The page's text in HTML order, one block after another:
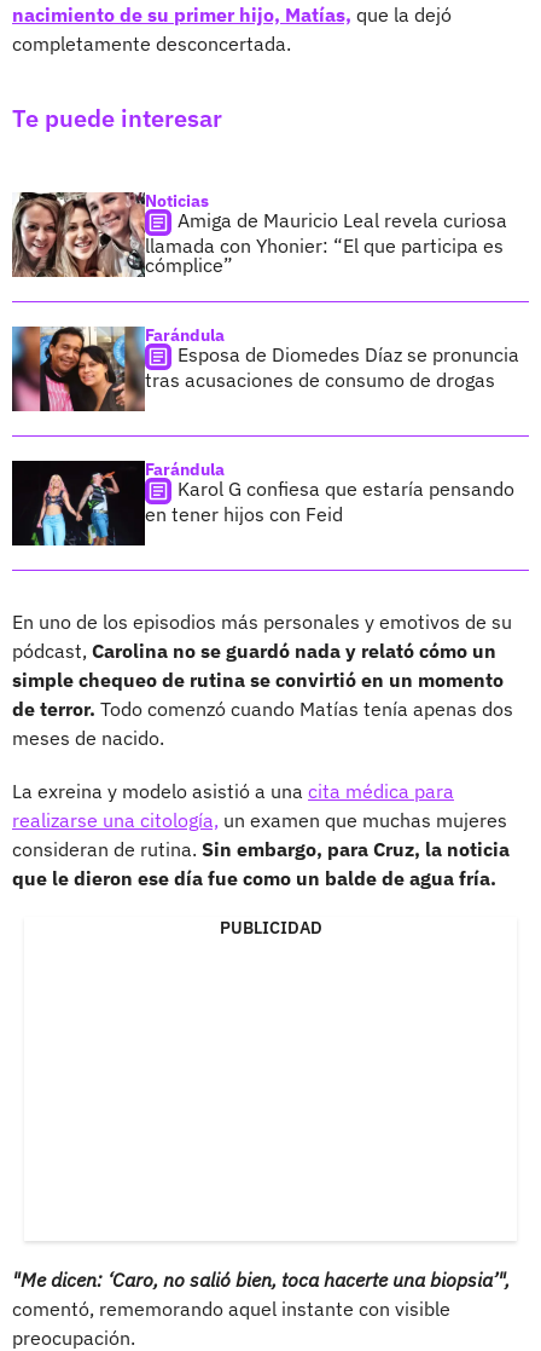
nacimiento de su primer hijo, Matías, que la dejó
completamente desconcertada.
Te puede interesar
Noticias
Amiga de Mauricio Leal revela curiosa
llamada con Yhonier: “El que participa es
cómplice”
Farándula
Esposa de Diomedes Díaz se pronuncia
tras acusaciones de consumo de drogas
Farándula
Karol G confiesa que estaría pensando
en tener hijos con Feid
En uno de los episodios más personales y emotivos de su
pódcast, Carolina no se guardó nada y relató cómo un
simple chequeo de rutina se convirtió en un momento
de terror. Todo comenzó cuando Matías tenía apenas dos
meses de nacido.
La exreina y modelo asistió a una cita médica para
realizarse una citología, un examen que muchas mujeres
consideran de rutina. Sin embargo, para Cruz, la noticia
que le dieron ese día fue como un balde de agua fría.
PUBLICIDAD
"Me dicen: ‘Caro, no salió bien, toca hacerte una biopsia’",
comentó, rememorando aquel instante con visible
preocupación.